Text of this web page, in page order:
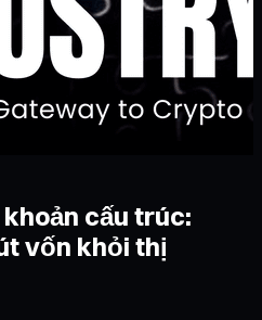
cấu trúc:
vốn khỏi thị